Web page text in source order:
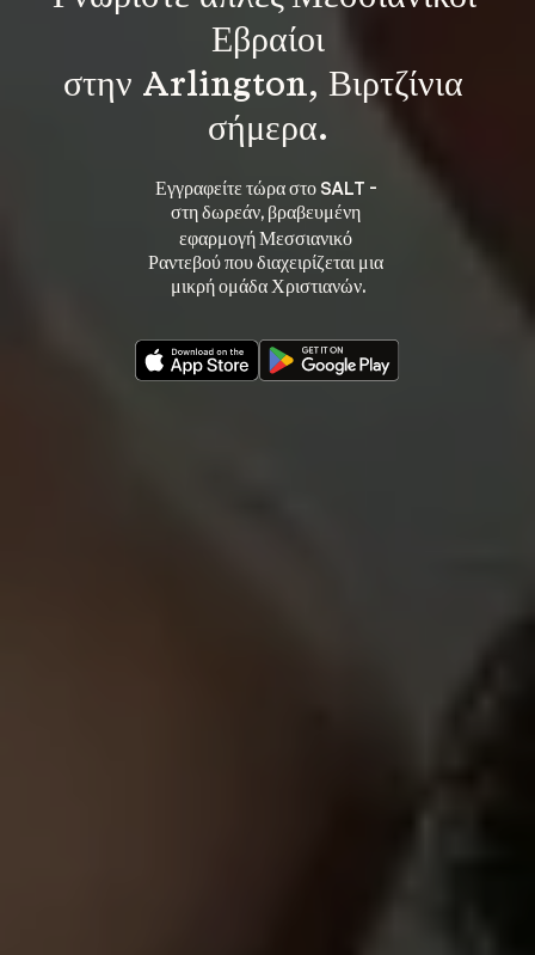
Εβραίοι
στην Arlington, Βιρτζίνια
σήμερα.
Εγγραφείτε τώρα στο SALT -
στη δωρεάν, βραβευμένη
εφαρμογή Μεσσιανικό
Ραντεβού που διαχειρίζεται μια
μικρή ομάδα Χριστιανών.